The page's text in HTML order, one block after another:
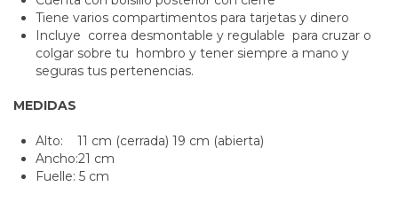
Tiene varios compartimentos para tarjetas y dinero
Incluye correa desmontable y regulable para cruzar o
colgar sobre tu hombro y tener siempre a mano y
seguras tus pertenencias.
MEDIDAS
Alto: 11 cm (cerrada) 19 cm (abierta)
Ancho:21 cm
Fuelle: 5 cm